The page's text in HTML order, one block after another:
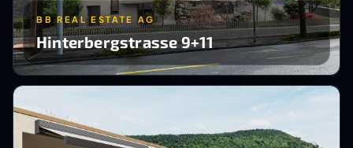
BB REAL ESTATE AG
Hinterbergstrasse 9+11